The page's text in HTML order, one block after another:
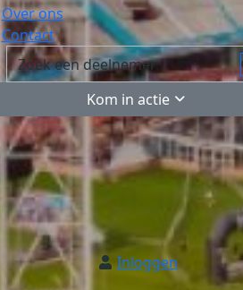
Over ons
Contact
Kom in actie
Inloggen